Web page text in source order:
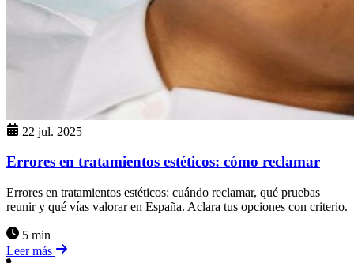
22 jul. 2025
Errores en tratamientos estéticos: cómo reclamar
Errores en tratamientos estéticos: cuándo reclamar, qué pruebas
reunir y qué vías valorar en España. Aclara tus opciones con criterio.
5 min
Leer más